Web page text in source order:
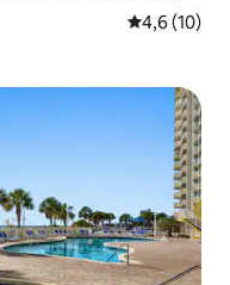
4,6 (10)